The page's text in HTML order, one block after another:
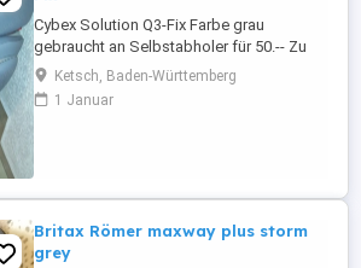
Cybex Solution Q3-Fix Farbe grau
gebraucht an Selbstabholer für 50.-- Zu
verkaufen.
Ketsch, Baden-Württemberg
1 Januar
Britax Römer maxway plus storm
grey